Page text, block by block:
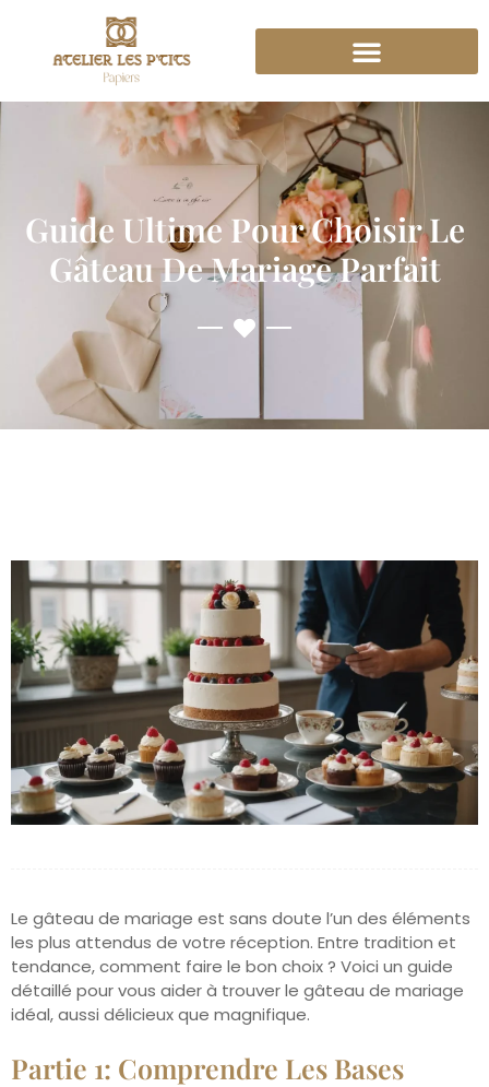
Guide Ultime Pour Choisir Le
Gâteau De Mariage Parfait
Le gâteau de mariage est sans doute l’un des éléments
les plus attendus de votre réception. Entre tradition et
tendance, comment faire le bon choix ? Voici un guide
détaillé pour vous aider à trouver le gâteau de mariage
idéal, aussi délicieux que magnifique.
Partie 1: Comprendre Les Bases